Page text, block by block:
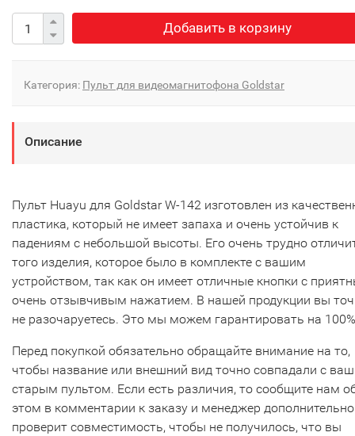
Добавить в корзину
Категория: Пульт для видеомагнитофона Goldstar
Описание
Пульт Huayu для Goldstar W-142 изготовлен из
пластика, который не имеет запаха и очень устойчив к
падениям с небольшой высоты. Его очень трудно
того изделия, которое было в комплекте с вашим
устройством, так как он имеет отличные кнопки с
очень отзывчивым нажатием. В нашей продукции вы
не разочаруетесь. Это мы можем гарантировать на
Перед покупкой обязательно обращайте внимание на то,
чтобы название или внешний вид точно совпадали с
старым пультом. Если есть различия, то сообщите нам
этом в комментарии к заказу и менеджер дополнительно
проверит совместимость, чтобы не получилось, что вы